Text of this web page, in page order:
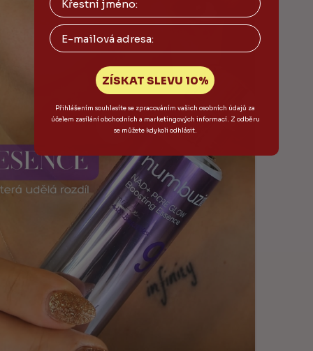
Email
ZÍSKAT SLEVU 10%
Přihlášením souhlasíte se zpracováním vašich osobních údajů za
účelem zasílání obchodních a marketingových informací. Z odběru
se můžete kdykoli odhlásit.